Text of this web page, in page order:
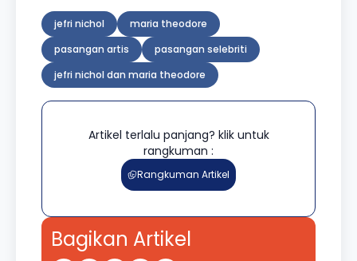
jefri nichol
maria theodore
pasangan artis
pasangan selebriti
jefri nichol dan maria theodore
Artikel terlalu panjang? klik untuk
rangkuman :
Rangkuman Artikel
Bagikan Artikel